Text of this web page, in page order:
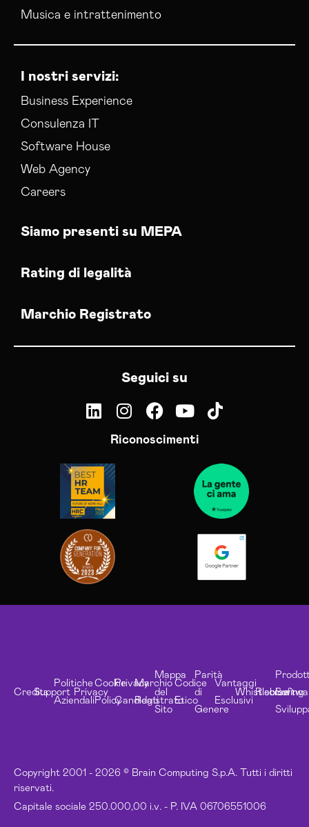
Musica e intrattenimento
I nostri servizi:
Business Experience
Consulenza IT
Software House
Web Agency
Careers
Siamo presenti su MEPA
Rating di legalità
Marchio Registrato
Seguici su
Riconoscimenti
Copyright 2001 - 2026 © Brain Computing S.p.A. Tutti i diritti
riservati.
Capitale sociale 250.000,00 i.v. - P. IVA 06706551006
CreditsSupport
Politiche
Aziendali
Privacy
Cookie
Policy
Privacy
Candidati
Marchio
Registrato
Mappa
del
Sito
Codice
Etico
Parità
di
Genere
Vantaggi
Esclusivi
Whistleblowing
Risorse